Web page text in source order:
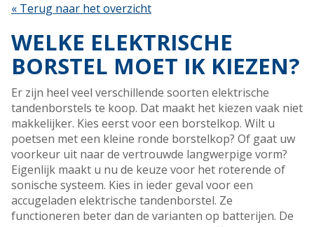
« Terug naar het overzicht
WELKE ELEKTRISCHE
BORSTEL MOET IK KIEZEN?
Er zijn heel veel verschillende soorten elektrische
tandenborstels te koop. Dat maakt het kiezen vaak niet
makkelijker. Kies eerst voor een borstelkop. Wilt u
poetsen met een kleine ronde borstelkop? Of gaat uw
voorkeur uit naar de vertrouwde langwerpige vorm?
Eigenlijk maakt u nu de keuze voor het roterende of
sonische systeem. Kies in ieder geval voor een
accugeladen elektrische tandenborstel. Ze
functioneren beter dan de varianten op batterijen. De